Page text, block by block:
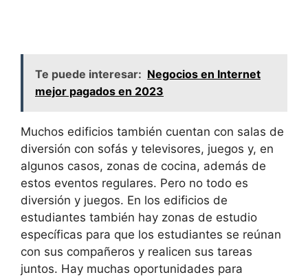
Te puede interesar: Negocios en Internet
mejor pagados en 2023
Muchos edificios también cuentan con salas de
diversión con sofás y televisores, juegos y, en
algunos casos, zonas de cocina, además de
estos eventos regulares. Pero no todo es
diversión y juegos. En los edificios de
estudiantes también hay zonas de estudio
específicas para que los estudiantes se reúnan
con sus compañeros y realicen sus tareas
juntos. Hay muchas oportunidades para